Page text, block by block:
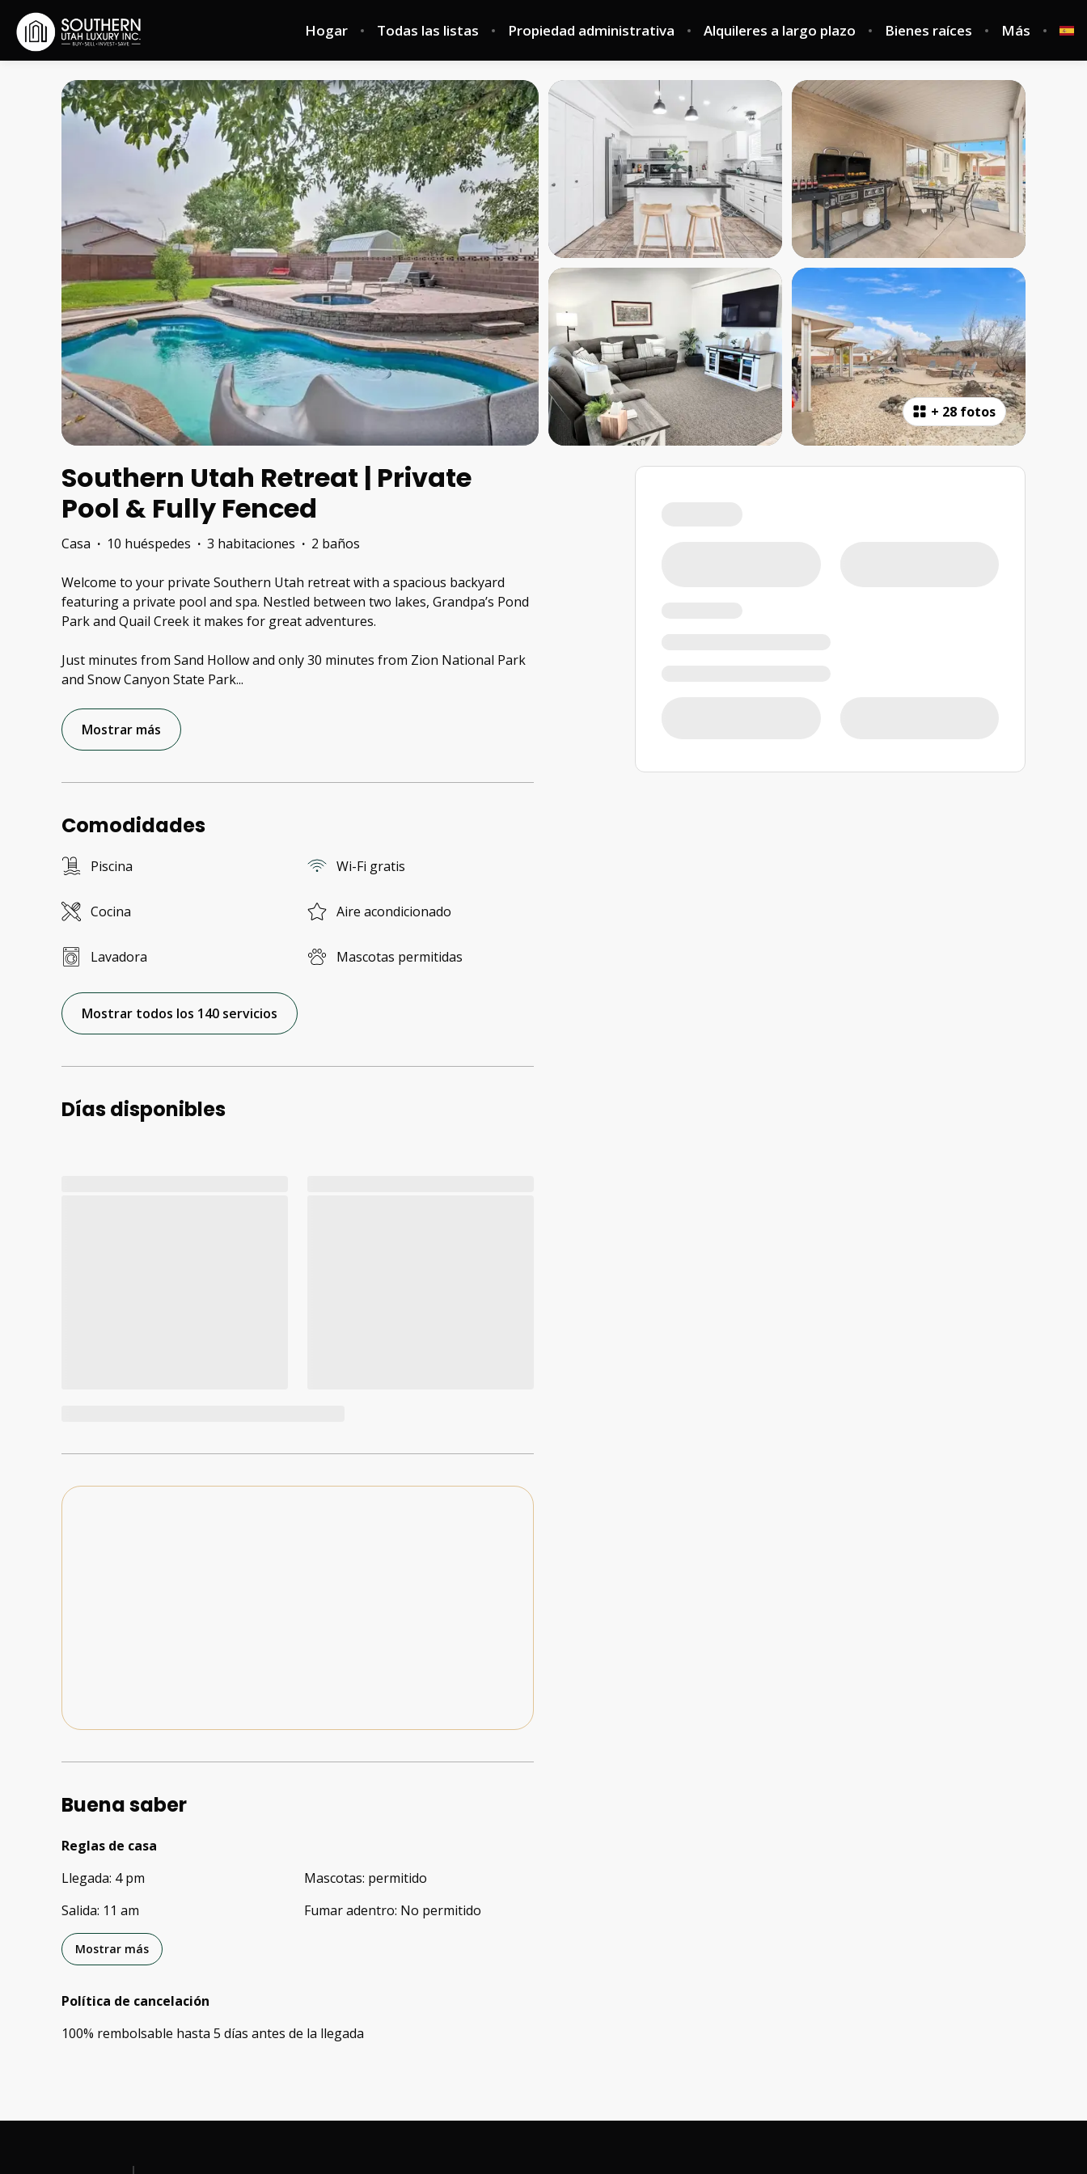
Hogar Todas las listas Propiedad administrativa Alquileres a largo plazo Bienes raíces Más
+ 28 fotos
Southern Utah Retreat | Private
Pool & Fully Fenced
Casa · 10 huéspedes · 3 habitaciones · 2 baños
Welcome to your private Southern Utah retreat with a spacious backyard
featuring a private pool and spa. Nestled between two lakes, Grandpa’s Pond
Park and Quail Creek it makes for great adventures.
Just minutes from Sand Hollow and only 30 minutes from Zion National Park
and Snow Canyon State Park...
Mostrar más
Comodidades
Piscina Wi-Fi gratis
Cocina Aire acondicionado
Lavadora Mascotas permitidas
Mostrar todos los 140 servicios
Días disponibles
Buena saber
Reglas de casa
Llegada: 4 pm
Salida: 11 am
Mascotas: permitido
Fumar adentro: No permitido
Mostrar más
Política de cancelación
100% rembolsable hasta 5 días antes de la llegada